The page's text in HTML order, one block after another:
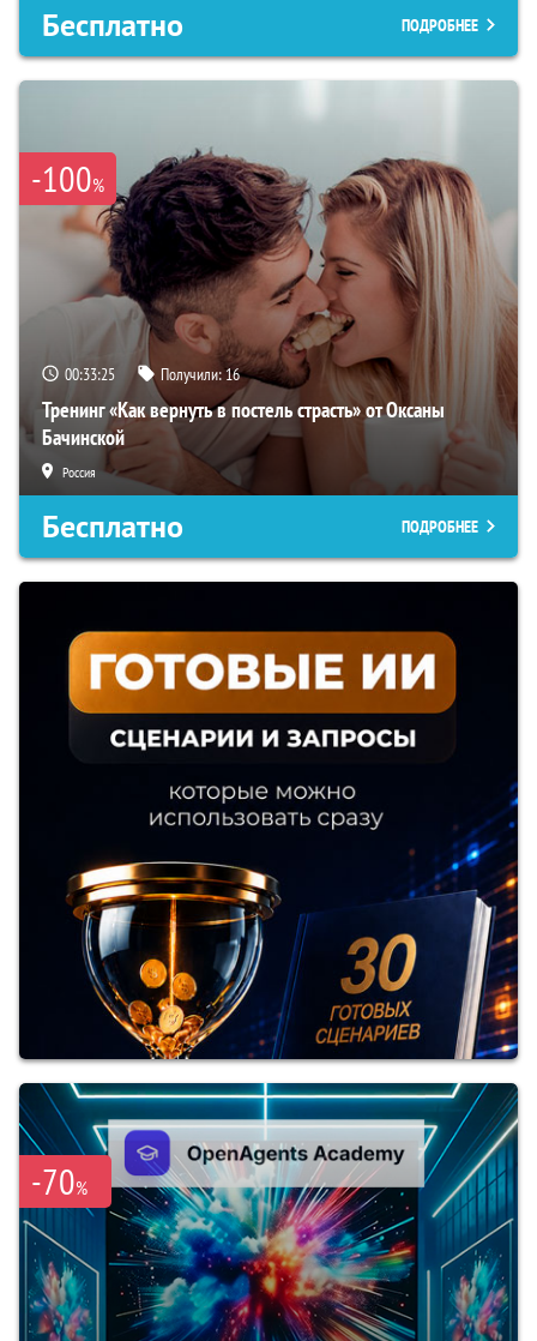
Бесплатно ПОДРОБНЕЕ
-100%
00:33:24 Получили:16
Тренинг «Как вернуть в постель страсть» от Оксаны
Бачинской
Россия
Бесплатно ПОДРОБНЕЕ
-70%